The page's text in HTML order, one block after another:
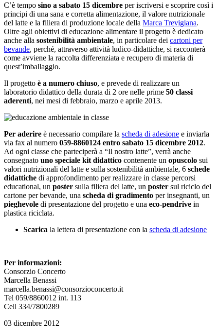
C’è tempo sino a sabato 15 dicembre per iscriversi e scoprire così i
principi di una sana e corretta alimentazione, il valore nutrizionale
del latte e la filiera di produzione locale della Marca Trevigiana.
Oltre agli obiettivi di educazione alimentare il progetto è dedicato
anche alla sostenibilità ambientale, in particolare dei cartoni per
bevande, perché, attraverso attività ludico-didattiche, si racconterà
come avviene la raccolta differenziata e recupero di materia di
quest’imballaggio.
Il progetto è a numero chiuso, e prevede di realizzare un
laboratorio didattico della durata di 2 ore nelle prime 50 classi
aderenti, nei mesi di febbraio, marzo e aprile 2013.
Per aderire è necessario compilare la scheda di adesione e inviarla
via fax al numero 059-8860124 entro sabato 15 dicembre 2012.
Ad ogni classe che parteciperà a “Il nostro latte”, verrà anche
consegnato uno speciale kit didattico contenente un opuscolo sui
valori nutrizionali del latte e sulla sostenibilità ambientale, 6 schede
didattiche di approfondimento per realizzare in classe percorsi
educational, un poster sulla filiera del latte, un poster sul riciclo del
cartone per bevande, una scheda di gradimento per insegnanti, un
pieghevole di presentazione del progetto e una eco-pendrive in
plastica riciclata.
Scarica la lettera di presentazione con la scheda di adesione
Per informazioni:
Consorzio Concerto
Marcella Benassi
marcella.benassi@consorzioconcerto.it
Tel 059/8860012 int. 113
Cell 334/7800289
03 dicembre 2012